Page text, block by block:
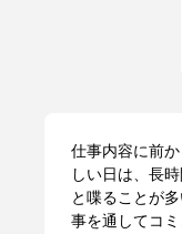
仕事内容に前
しい日は、長
と喋ることが
事を通してコ